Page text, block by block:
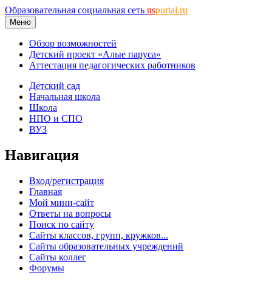
Образовательная социальная сеть nsportal.ru
Меню
Обзор возможностей
Детский проект «Алые паруса»
Аттестация педагогических работников
Детский сад
Начальная школа
Школа
НПО и СПО
ВУЗ
Навигация
Вход/регистрация
Главная
Мой мини-сайт
Ответы на вопросы
Поиск по сайту
Сайты классов, групп, кружков...
Сайты образовательных учреждений
Сайты коллег
Форумы